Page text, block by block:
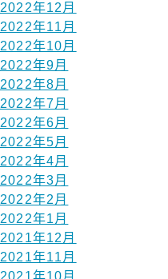
2022年12月
2022年11月
2022年10月
2022年9月
2022年8月
2022年7月
2022年6月
2022年5月
2022年4月
2022年3月
2022年2月
2022年1月
2021年12月
2021年11月
2021年10月